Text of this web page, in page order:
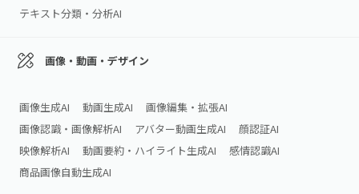
テキスト分類・分析AI
画像・動画・デザイン
画像生成AI 動画生成AI
画像編集・拡張AI
画像認識・画像解析AI
アバター動画生成AI
顔認証AI
映像解析AI
動画要約・ハイライト生成AI
感情認識AI
商品画像自動生成AI